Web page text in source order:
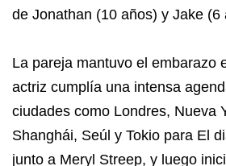
de Jonathan (10 años) y Jake (6
La pareja mantuvo el embarazo
actriz cumplía una intensa
ciudades como Londres, Nueva
Shanghái, Seúl y Tokio para El
junto a Meryl Streep, y luego